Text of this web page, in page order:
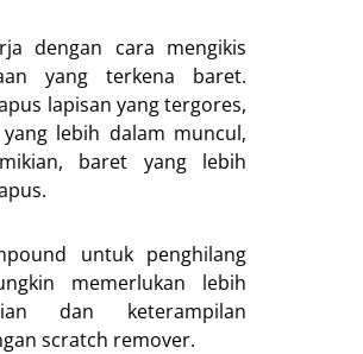
dengan cara mengikis
yang terkena baret.
lapisan yang tergores,
lebih dalam muncul,
baret yang lebih
untuk penghilang
memerlukan lebih
dan keterampilan
scratch remover.